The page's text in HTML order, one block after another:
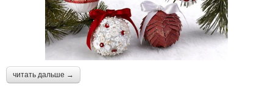
читать дальше →